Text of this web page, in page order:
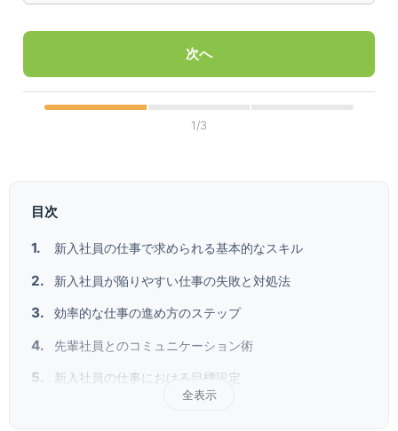
次へ
1/3
目次
新入社員の仕事で求められる基本的なスキル
新入社員が陥りやすい仕事の失敗と対処法
効率的な仕事の進め方のステップ
先輩社員とのコミュニケーション術
新入社員の仕事における目標設定
全表示